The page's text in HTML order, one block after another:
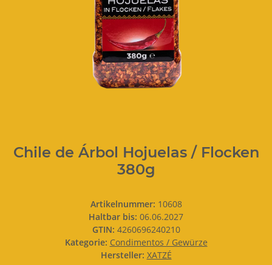
Chile de Árbol Hojuelas / Flocken
380g
Artikelnummer: 10608
Haltbar bis: 06.06.2027
GTIN: 4260696240210
Kategorie: Condimentos / Gewürze
Hersteller: XATZÉ